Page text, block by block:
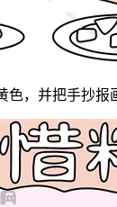
并把手抄报